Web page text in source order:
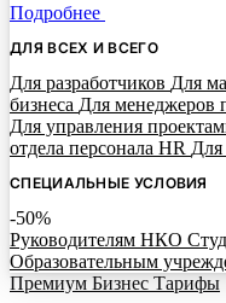
Подробнее
ДЛЯ ВСЕХ И ВСЕГО
Для разработчиков Для
бизнеса Для менеджеров
Для управления
отдела персонала HR Для
СПЕЦИАЛЬНЫЕ УСЛОВИЯ
-50%
Руководителям НКО
Образовательным
Премиум Бизнес Тарифы